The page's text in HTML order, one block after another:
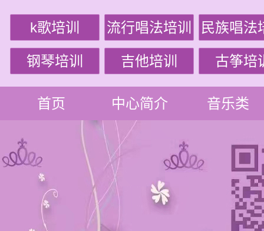
k歌培训 流行唱法培训 民族唱法
钢琴培训 吉他培训 古筝培
首页 中心简介 音乐类